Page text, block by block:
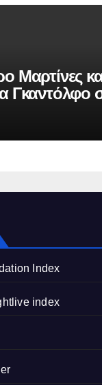
Μαρτίνες
Γκαντόλφο
γάμος στο
Index
index